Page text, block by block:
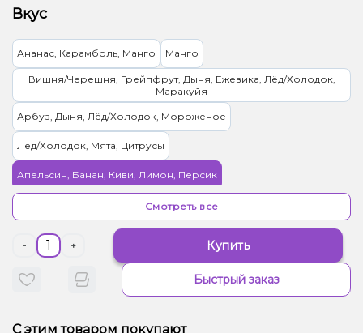
Вкус
Ананас, Карамболь, Манго Манго
Вишня/Черешня, Грейпфрут, Дыня, Ежевика, Лёд/Холодок,
Маракуйя
Арбуз, Дыня, Лёд/Холодок, Мороженое
Лёд/Холодок, Мята, Цитрусы
Апельсин, Банан, Киви, Лимон, Персик
Лёд/Холодок, Мандарин, Черника/Голубика
Клубника, Лимонад
Персик, Черника/Голубика Арбуз, Мороженое
Малина, Лёд/Холодок
Апельсин, Гранат Лёд/Холодок
Смотреть все
- + Купить
Быстрый заказ
С этим товаром покупают